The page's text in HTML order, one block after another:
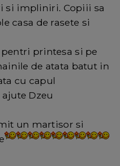
si impliniri. Copiii sa
casa de rasete si
printesa si pe
de atata batut in
cu capul
Dzeu
un martisor si